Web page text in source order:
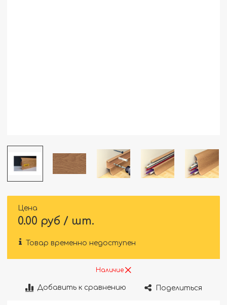
Цена
0.00 руб / шт.
Товар временно недоступен
Наличие
Добавить к сравнению Поделиться